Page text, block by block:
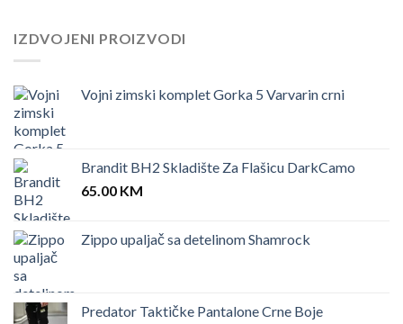
IZDVOJENI PROIZVODI
Vojni zimski komplet Gorka 5 Varvarin crni
Brandit BH2 Skladište Za Flašicu DarkCamo
65.00 KM
Zippo upaljač sa detelinom Shamrock
Predator Taktičke Pantalone Crne Boje